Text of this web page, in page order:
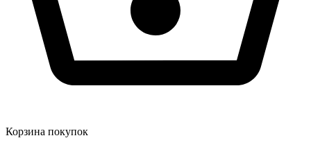
Корзина покупок